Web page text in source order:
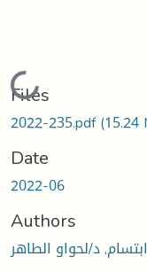
Loading...
Files
2022-235.pdf(15.24
Date
2022-06
Authors
د/لحواو الطاهر